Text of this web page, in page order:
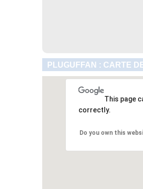
PLUGUFFAN : CARTE
This page
correctly.
Do you own this